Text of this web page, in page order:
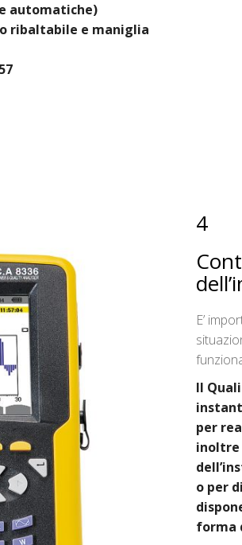
automatiche)
ribaltabile e maniglia
4
E’
Il
per
inoltre
o per
forma